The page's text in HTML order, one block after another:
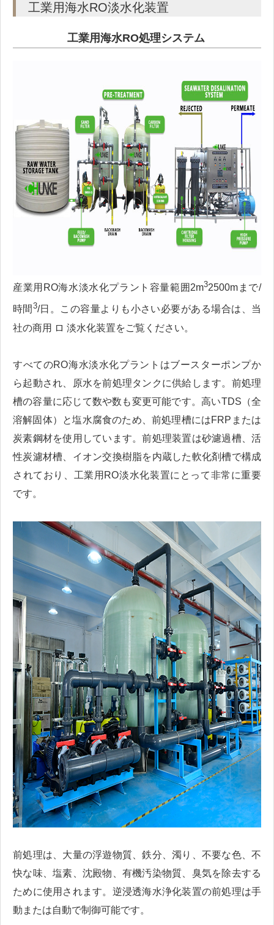
工業用海水RO淡水化装置
工業用海水RO処理システム
産業用RO海水淡水化プラント容量範囲2m32500mまで/
時間 3/日。この容量よりも小さい必要がある場合は、当
社の商用 ロ 淡水化装置をご覧ください。
すべてのRO海水淡水化プラントはブースターポンプか
ら起動され、原水を前処理タンクに供給します。前処理
槽の容量に応じて数や数も変更可能です。高いTDS（全
溶解固体）と塩水腐食のため、前処理槽にはFRPまたは
炭素鋼材を使用しています。前処理装置は砂濾過槽、活
性炭濾材槽、イオン交換樹脂を内蔵した軟化剤槽で構成
されており、工業用RO淡水化装置にとって非常に重要
です。
前処理は、大量の浮遊物質、鉄分、濁り、不要な色、不
快な味、塩素、沈殿物、有機汚染物質、臭気を除去する
ために使用されます。逆浸透海水浄化装置の前処理は手
動または自動で制御可能です。